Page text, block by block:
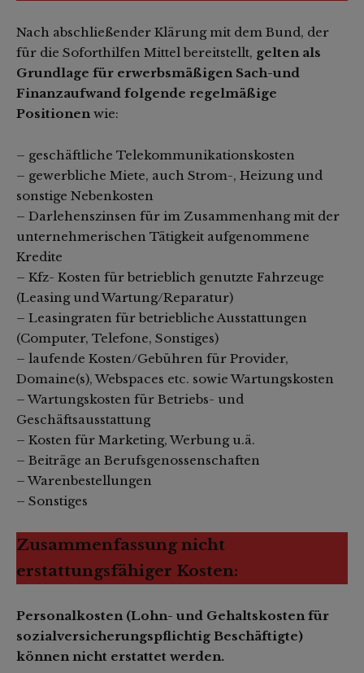
Nach abschließender Klärung mit dem Bund, der
für die Soforthilfen Mittel bereitstellt, gelten als
Grundlage für erwerbsmäßigen Sach-und
Finanzaufwand folgende regelmäßige
Positionen wie:
– geschäftliche Telekommunikationskosten
– gewerbliche Miete, auch Strom-, Heizung und
sonstige Nebenkosten
– Darlehenszinsen für im Zusammenhang mit der
unternehmerischen Tätigkeit aufgenommene
Kredite
– Kfz- Kosten für betrieblich genutzte Fahrzeuge
(Leasing und Wartung/Reparatur)
– Leasingraten für betriebliche Ausstattungen
(Computer, Telefone, Sonstiges)
– laufende Kosten/Gebühren für Provider,
Domaine(s), Webspaces etc. sowie Wartungskosten
– Wartungskosten für Betriebs- und
Geschäftsausstattung
– Kosten für Marketing, Werbung u.ä.
– Beiträge an Berufsgenossenschaften
– Warenbestellungen
– Sonstiges
Zusammenfassung nicht
erstattungsfähiger Kosten:
Personalkosten (Lohn- und Gehaltskosten für
sozialversicherungspflichtig Beschäftigte)
können nicht erstattet werden.